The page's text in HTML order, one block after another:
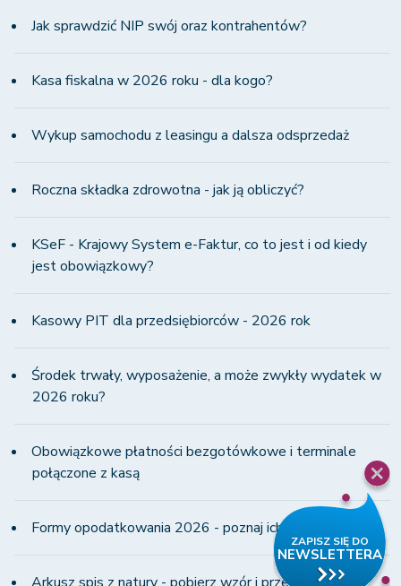
Jak sprawdzić NIP swój oraz kontrahentów?
Kasa fiskalna w 2026 roku - dla kogo?
Wykup samochodu z leasingu a dalsza odsprzedaż
Roczna składka zdrowotna - jak ją obliczyć?
KSeF - Krajowy System e-Faktur, co to jest i od kiedy
jest obowiązkowy?
Kasowy PIT dla przedsiębiorców - 2026 rok
Środek trwały, wyposażenie, a może zwykły wydatek w
2026 roku?
Obowiązkowe płatności bezgotówkowe i terminale
połączone z kasą
Formy opodatkowania 2026 - poznaj ich wady i zalety!